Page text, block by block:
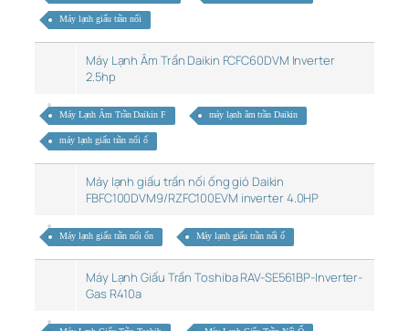
Máy lạnh giấu trần nối
Máy Lạnh Âm Trần Daikin FCFC60DVM Inverter
2.5hp
Máy Lạnh Âm Trần Daikin F máy lạnh âm trần Daikin
máy lạnh giấu trần nối ố
Máy lạnh giấu trần nối ống gió Daikin
FBFC100DVM9/RZFC100EVM inverter 4.0HP
Máy lạnh giấu trần nối ốn Máy lạnh giấu trần nối ố
Máy Lạnh Giấu Trần Toshiba RAV-SE561BP-Inverter-
Gas R410a